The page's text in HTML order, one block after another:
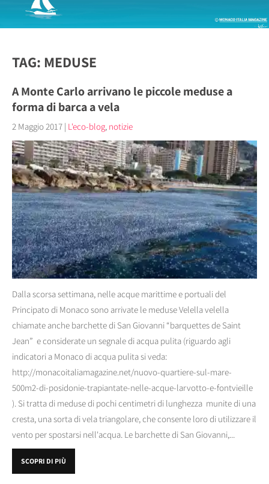
TAG: MEDUSE
A Monte Carlo arrivano le piccole meduse a
forma di barca a vela
2 Maggio 2017 | L'eco-blog, notizie
Dalla scorsa settimana, nelle acque marittime e portuali del
Principato di Monaco sono arrivate le meduse Velella velella
chiamate anche barchette di San Giovanni “barquettes de Saint
Jean” e considerate un segnale di acqua pulita (riguardo agli
indicatori a Monaco di acqua pulita si veda:
http://monacoitaliamagazine.net/nuovo-quartiere-sul-mare-
500m2-di-posidonie-trapiantate-nelle-acque-larvotto-e-fontvieille
). Si tratta di meduse di pochi centimetri di lunghezza munite di una
cresta, una sorta di vela triangolare, che consente loro di utilizzare il
vento per spostarsi nell'acqua. Le barchette di San Giovanni,...
SCOPRI DI PIÙ